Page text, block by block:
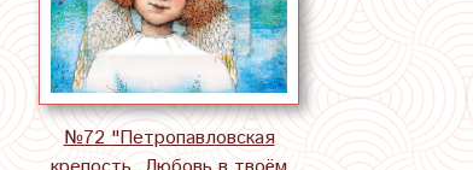
№72 "Петропавловская